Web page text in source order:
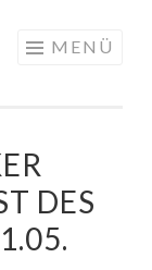
MENÜ
DES